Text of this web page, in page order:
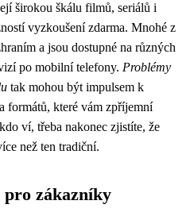
širokou škálu filmů, seriálů i
vyzkoušení zdarma. Mnohé z
a jsou dostupné na různých
po mobilní telefony. Problémy
tak mohou být impulsem k
formátů, které vám zpříjemní
ví, třeba nakonec zjistíte, že
než ten tradiční.
pro zákazníky